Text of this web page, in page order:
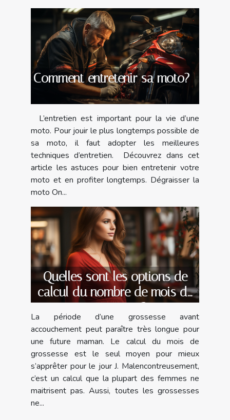
Comment entretenir sa moto?
L’entretien est important pour la vie d’une
moto. Pour jouir le plus longtemps possible de
sa moto, il faut adopter les meilleures
techniques d’entretien. Découvrez dans cet
article les astuces pour bien entretenir votre
moto et en profiter longtemps. Dégraisser la
moto On...
Quelles sont les options de
calcul du nombre de mois de
grossesse ?
La période d’une grossesse avant
accouchement peut paraître très longue pour
une future maman. Le calcul du mois de
grossesse est le seul moyen pour mieux
s’apprêter pour le jour J. Malencontreusement,
c’est un calcul que la plupart des femmes ne
maitrisent pas. Aussi, toutes les grossesses
ne...